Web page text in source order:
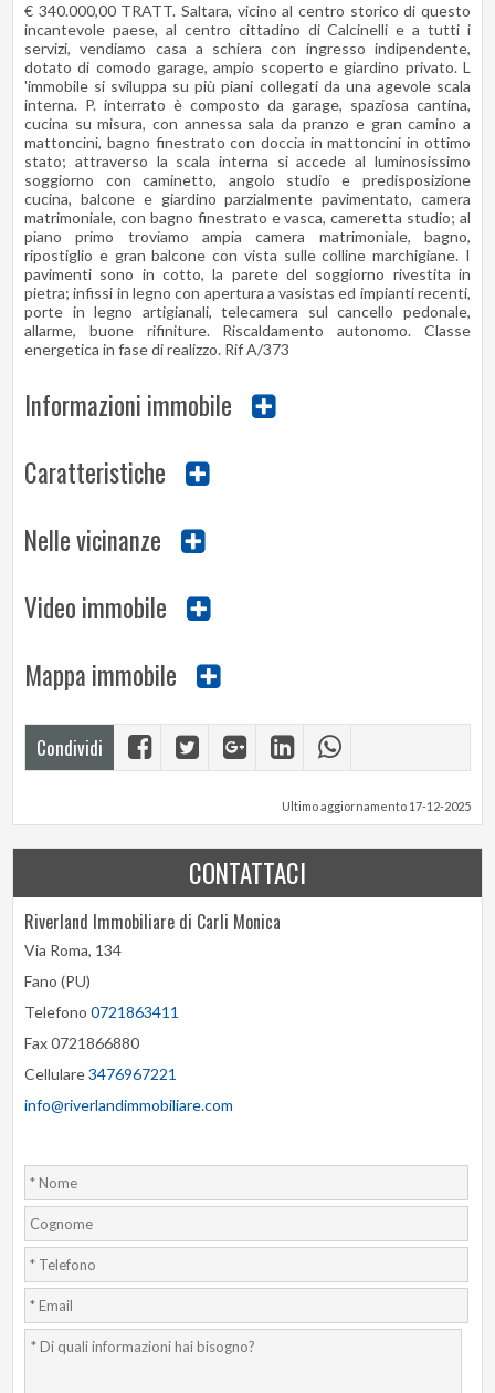
€ 340.000,00 TRATT. Saltara, vicino al centro storico di questo
incantevole paese, al centro cittadino di Calcinelli e a tutti i
servizi, vendiamo casa a schiera con ingresso indipendente,
dotato di comodo garage, ampio scoperto e giardino privato. L
'immobile si sviluppa su più piani collegati da una agevole scala
interna. P. interrato è composto da garage, spaziosa cantina,
cucina su misura, con annessa sala da pranzo e gran camino a
mattoncini, bagno finestrato con doccia in mattoncini in ottimo
stato; attraverso la scala interna si accede al luminosissimo
soggiorno con caminetto, angolo studio e predisposizione
cucina, balcone e giardino parzialmente pavimentato, camera
matrimoniale, con bagno finestrato e vasca, cameretta studio; al
piano primo troviamo ampia camera matrimoniale, bagno,
ripostiglio e gran balcone con vista sulle colline marchigiane. I
pavimenti sono in cotto, la parete del soggiorno rivestita in
pietra; infissi in legno con apertura a vasistas ed impianti recenti,
porte in legno artigianali, telecamera sul cancello pedonale,
allarme, buone rifiniture. Riscaldamento autonomo. Classe
energetica in fase di realizzo. Rif A/373
Informazioni immobile
Caratteristiche
Nelle vicinanze
Video immobile
Mappa immobile
Condividi
Ultimo aggiornamento 17-12-2025
CONTATTACI
Riverland Immobiliare di Carli Monica
Via Roma, 134
Fano (PU)
Telefono0721863411
Fax 0721866880
Cellulare3476967221
info@riverlandimmobiliare.com